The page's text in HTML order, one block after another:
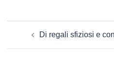
articoloDi regali sfiziosi e